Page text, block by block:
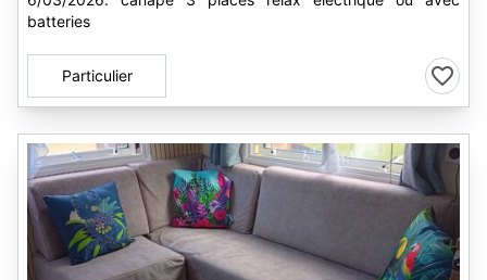
batteries
Particulier